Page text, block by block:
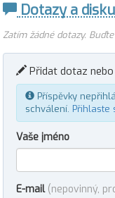
Dotazy a
Zatím žádné dotazy.
Přidat dotaz
Příspěvky
schválení. Přihlaste
Vaše jméno
E-mail (nepovinný,